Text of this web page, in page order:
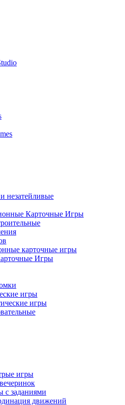
незатейливые
Карточные Игры
карточные игры
Игры
игры
игры
игры
с заданиями
движений